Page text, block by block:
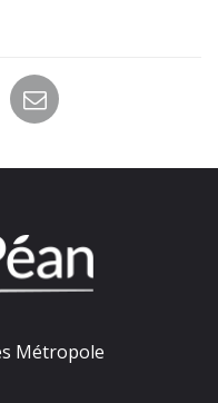
Métropole